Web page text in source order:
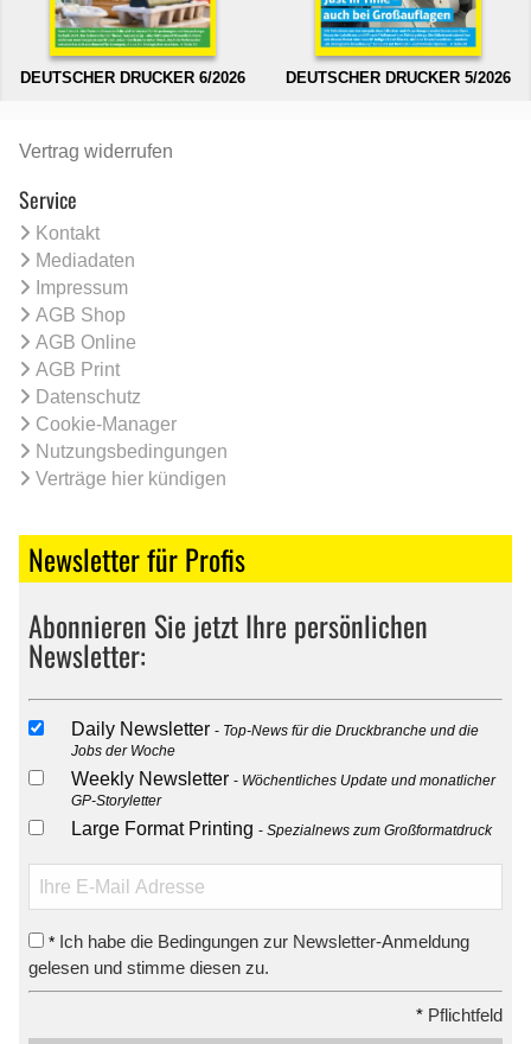
DEUTSCHER DRUCKER 6/2026 DEUTSCHER DRUCKER 5/2026
Vertrag widerrufen
Service
Kontakt
Mediadaten
Impressum
AGB Shop
AGB Online
AGB Print
Datenschutz
Cookie-Manager
Nutzungsbedingungen
Verträge hier kündigen
Newsletter für Profis
Abonnieren Sie jetzt Ihre persönlichen
Newsletter:
Daily Newsletter
Top-News für die Druckbranche und die
Jobs der Woche
Weekly Newsletter
Wöchentliches Update und monatlicher
GP-Storyletter
Large Format Printing Spezialnews zum Großformatdruck
* Ich habe die Bedingungen zur Newsletter-Anmeldung
gelesen und stimme diesen zu.
* Pflichtfeld